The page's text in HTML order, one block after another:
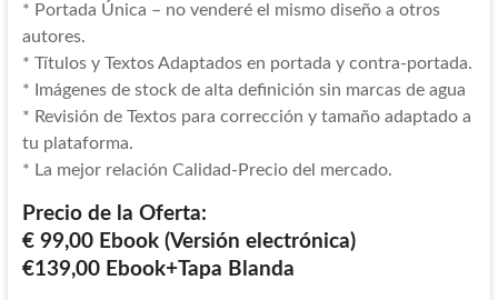
* Portada Única – no venderé el mismo diseño a otros
autores.
* Títulos y Textos Adaptados en portada y contra-portada.
* Imágenes de stock de alta definición sin marcas de agua
* Revisión de Textos para corrección y tamaño adaptado a
tu plataforma.
* La mejor relación Calidad-Precio del mercado.
Precio de la Oferta:
€ 99,00 Ebook (Versión electrónica)
€139,00 Ebook+Tapa Blanda